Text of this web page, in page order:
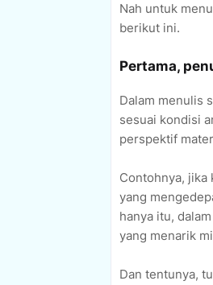
Nah untuk
berikut ini.
Pertama,
Dalam menulis
sesuai kondisi
perspektif
Contohnya, jika
yang
hanya itu,
yang menarik
Dan tentunya,